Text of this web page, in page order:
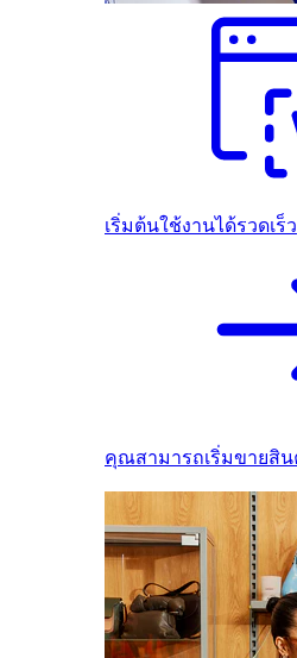
เริ่มต้นใช้งานได้รวดเร็ว
คุณสามารถเริ่มขายสิน